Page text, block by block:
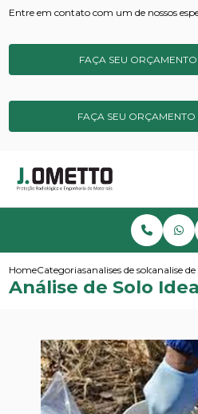
Entre em contato com um de nossos
FAÇA SEU
FAÇA SEU
HomeCategoriasanalises de solos eanalise
Análise de Solo